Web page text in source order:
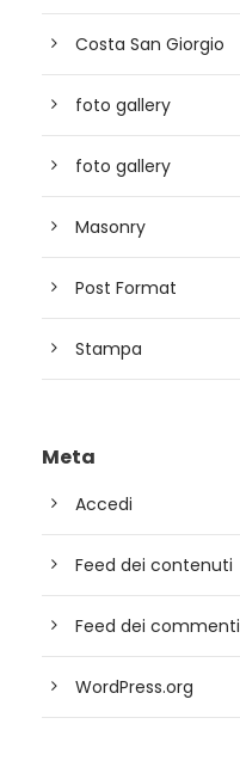
Costa San Giorgio
foto gallery
foto gallery
Masonry
Post Format
Stampa
Meta
Accedi
Feed dei contenuti
Feed dei commenti
WordPress.org